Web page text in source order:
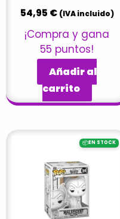
54,95 € (IVA incluido)
¡Compra y gana
55 puntos!
Añadir al
carrito
📦EN STOCK